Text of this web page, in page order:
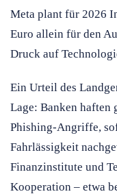
Meta plant für 2026
Euro allein für den
Druck auf
Ein Urteil des
Lage: Banken haften
Phishing-Angriffe,
Fahrlässigkeit
Finanzinstitute und
Kooperation – etwa